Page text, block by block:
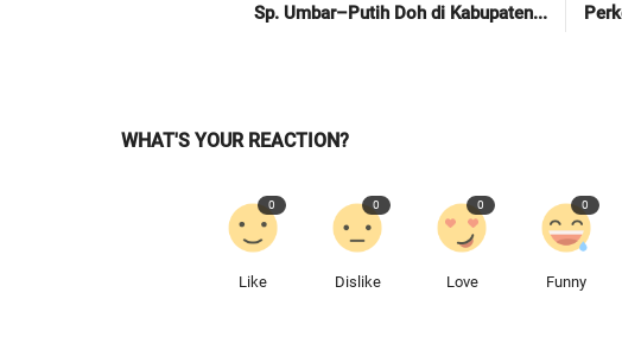
Sp. Umbar–Putih Doh di Kabupaten...
WHAT'S YOUR REACTION?
Like
0
Dislike
0
Love
0
Funny
0